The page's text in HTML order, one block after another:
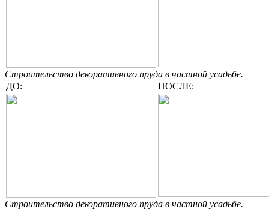
Строительство декоративного пруда в частной усадьбе.
ДО:
ПОСЛЕ:
Строительство декоративного пруда в частной усадьбе.